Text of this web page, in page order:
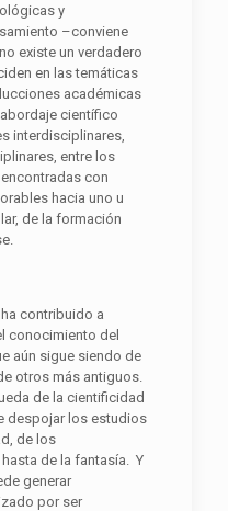
y
–conviene
existe un verdadero
en las temáticas
académicas
científico
interdisciplinares,
entre los
con
hacia uno u
de la formación
contribuido a
conocimiento del
aún sigue siendo de
otros más antiguos.
de la cientificidad
despojar los estudios
de los
de la fantasía. Y
generar
por ser